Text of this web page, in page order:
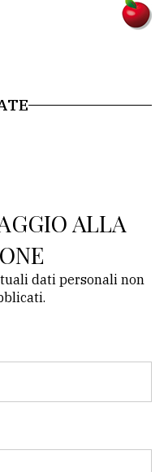
ALLA
dati personali non